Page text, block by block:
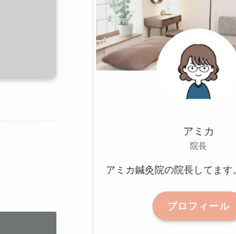
アミカ
院長
アミカ鍼灸院の院長してます。
プロフィール